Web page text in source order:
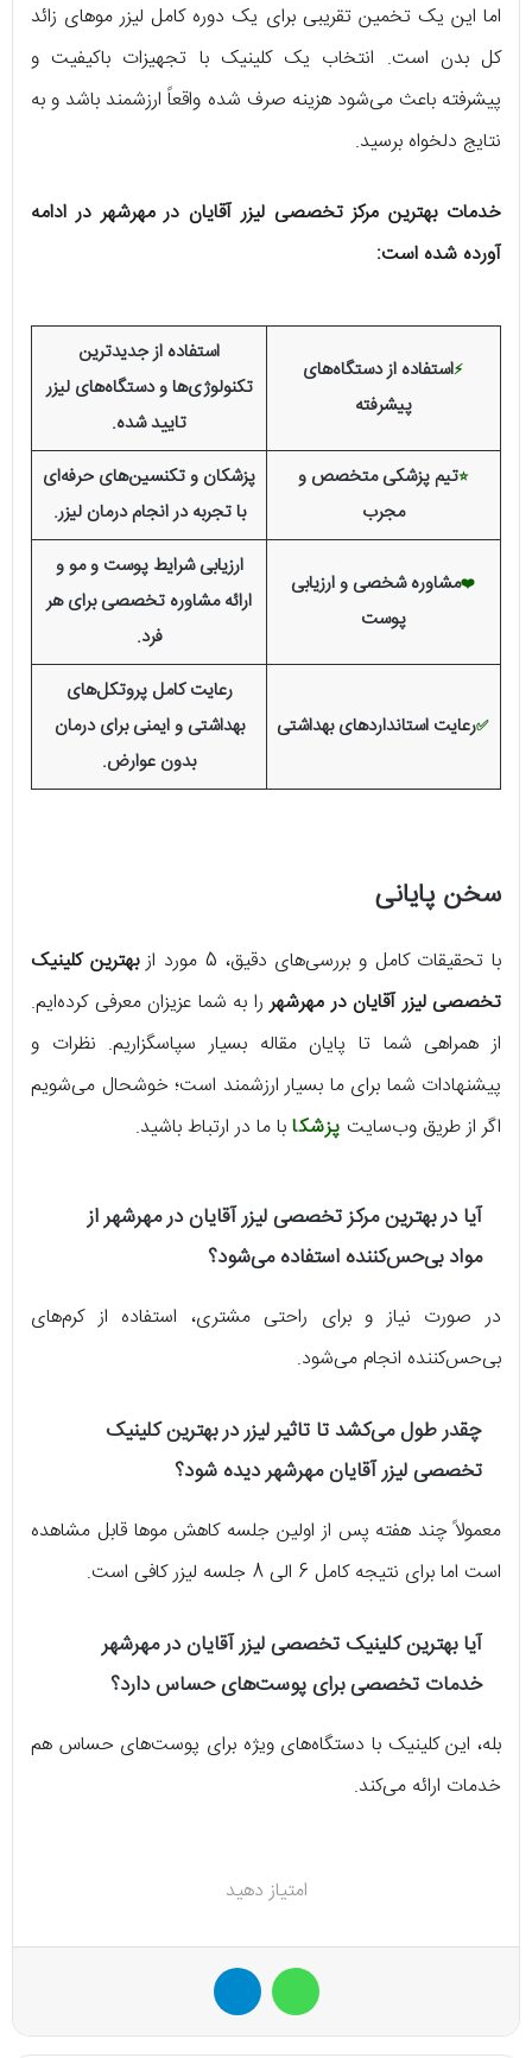
اما این یک تخمین تقریبی برای یک دوره کامل لیزر موهای زائد
کل بدن است. انتخاب یک کلینیک با تجهیزات باکیفیت و
پیشرفته باعث می‌شود هزینه صرف شده واقعاً ارزشمند باشد و به
نتایج دلخواه برسید.
خدمات بهترین مرکز تخصصی لیزر آقایان در مهرشهر در ادامه
آورده شده است:
⚡️استفاده از دستگاه‌های
پیشرفته
استفاده از جدیدترین
تکنولوژی‌ها و دستگاه‌های لیزر
تایید شده.
⭐تیم پزشکی متخصص و
مجرب
پزشکان و تکنسین‌های حرفه‌ای
با تجربه در انجام درمان لیزر.
❤️مشاوره شخصی و ارزیابی
پوست
ارزیابی شرایط پوست و مو و
ارائه مشاوره تخصصی برای هر
فرد.
✅رعایت استانداردهای بهداشتی
رعایت کامل پروتکل‌های
بهداشتی و ایمنی برای درمان
بدون عوارض.
سخن پایانی
با تحقیقات کامل و بررسی‌های دقیق، 5 مورد از
بهترین کلینیک
تخصصی لیزر آقایان در مهرشهررا به شما عزیزان معرفی کرده‌ایم.
از همراهی شما تا پایان مقاله بسیار سپاسگزاریم. نظرات و
پیشنهادات شما برای ما بسیار ارزشمند است؛ خوشحال می‌شویم
اگر از طریق وب‌سایت پزشکابا ما در ارتباط باشید.
آیا در بهترین مرکز تخصصی لیزر آقایان در مهرشهر از
مواد بی‌حس‌کننده استفاده می‌شود؟
در صورت نیاز و برای راحتی مشتری، استفاده از کرم‌های
بی‌حس‌کننده انجام می‌شود.
چقدر طول می‌کشد تا تاثیر لیزر در بهترین کلینیک
تخصصی لیزر آقایان مهرشهر دیده شود؟
معمولاً چند هفته پس از اولین جلسه کاهش موها قابل مشاهده
است اما برای نتیجه کامل 6 الی 8 جلسه لیزر کافی است.
آیا بهترین کلینیک تخصصی لیزر آقایان در مهرشهر
خدمات تخصصی برای پوست‌های حساس دارد؟
بله، این کلینیک با دستگاه‌های ویژه برای پوست‌های حساس هم
خدمات ارائه می‌کند.
امتیاز دهید
واتس آپ